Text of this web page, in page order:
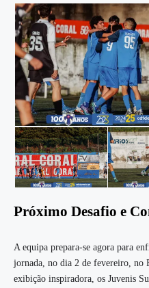
Próximo Desafio e
A equipa prepara-se agora para
jornada, no dia 2 de fevereiro, no
exibição inspiradora, os Juvenis